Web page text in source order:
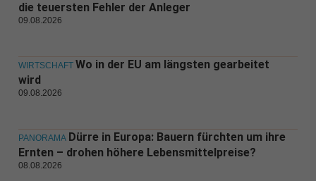
die teuersten Fehler der Anleger
09.08.2026
WIRTSCHAFT Wo in der EU am längsten gearbeitet
wird
09.08.2026
PANORAMA Dürre in Europa: Bauern fürchten um ihre
Ernten – drohen höhere Lebensmittelpreise?
08.08.2026